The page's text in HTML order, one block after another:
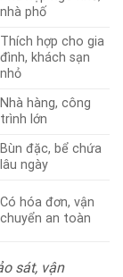
nhà phố
Thích hợp cho gia
đình, khách sạn
nhỏ
Nhà hàng, công
trình lớn
Bùn đặc, bể chứa
lâu ngày
Có hóa đơn, vận
chuyển an toàn
sát, vận